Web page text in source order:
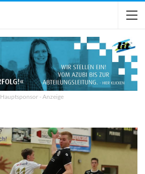
Hauptsponsor - Anzeige